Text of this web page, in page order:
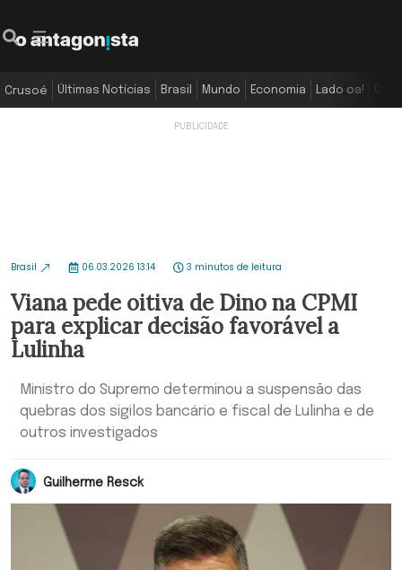
Crusoé Últimas Notícias Brasil Mundo Economia Lado oa!
Brasil 06.03.2026 13:14 3 minutos de leitura
Viana pede oitiva de Dino na CPMI
para explicar decisão favorável a
Lulinha
Ministro do Supremo determinou a suspensão das
quebras dos sigilos bancário e fiscal de Lulinha e de
outros investigados
Guilherme Resck